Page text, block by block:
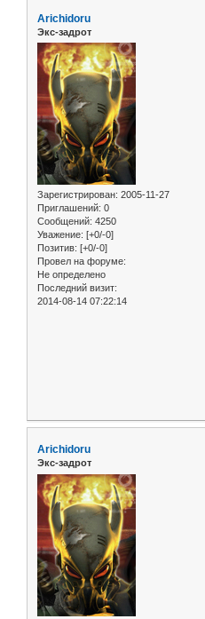
Arichidoru
Экс-задрот
Зарегистрирован: 2005-11-27
Приглашений: 0
Сообщений: 4250
Уважение: [+0/-0]
Позитив: [+0/-0]
Провел на форуме:
Не определено
Последний визит:
2014-08-14 07:22:14
Arichidoru
Экс-задрот